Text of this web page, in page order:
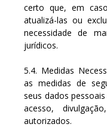
certo que, em
atualizá-las ou
necessidade de
jurídicos.
5.4. Medidas
as medidas de
seus dados
acesso,
autorizados.